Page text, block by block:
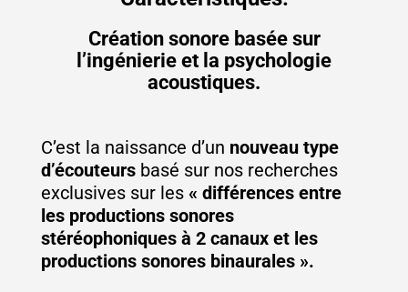
Création sonore basée sur
l’ingénierie et la psychologie
acoustiques.
C’est la naissance d’un nouveau type
d’écouteurs basé sur nos recherches
exclusives sur les « différences entre
les productions sonores
stéréophoniques à 2 canaux et les
productions sonores binaurales ».